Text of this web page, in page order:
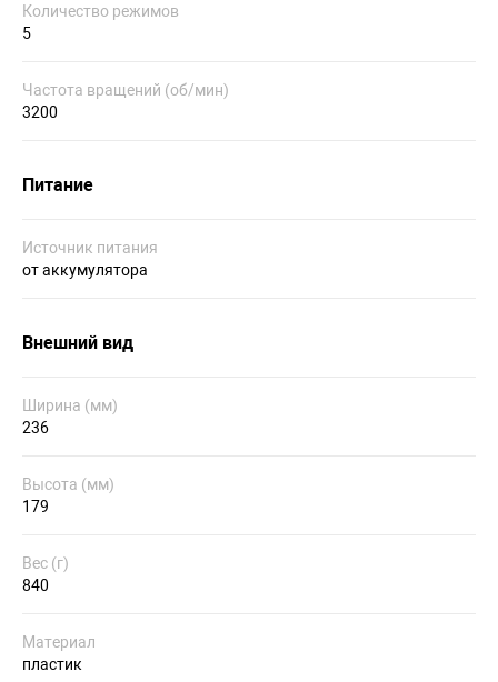
Количество режимов
5
Частота вращений (об/мин)
3200
Питание
Источник питания
от аккумулятора
Внешний вид
Ширина (мм)
236
Высота (мм)
179
Вес (г)
840
Материал
пластик